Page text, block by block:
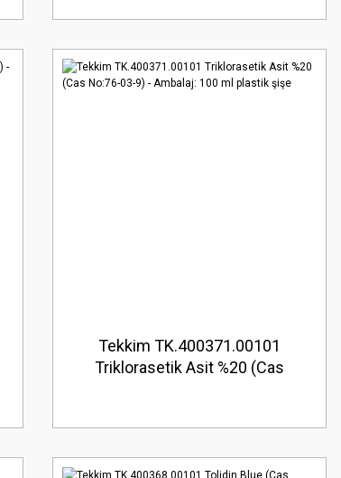
Tekkim TK.400371.00101
Triklorasetik Asit %20 (Cas